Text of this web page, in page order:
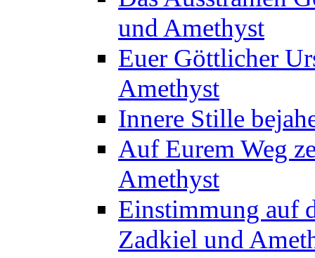
und Amethyst
Euer Göttlicher
Amethyst
Innere Stille
Auf Eurem Weg
Amethyst
Einstimmung auf
Zadkiel und